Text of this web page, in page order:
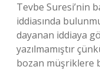
Tevbe Suresi’nin
iddiasında
dayanan iddiaya
yazılmamıştır
bozan müşriklere